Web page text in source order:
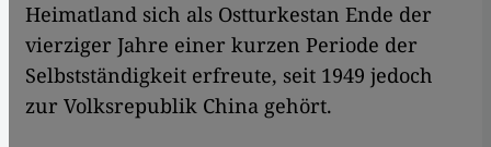
Heimatland sich als Ostturkestan Ende der
vierziger Jahre einer kurzen Periode der
Selbstständigkeit erfreute, seit 1949 jedoch
zur Volksrepublik China gehört.